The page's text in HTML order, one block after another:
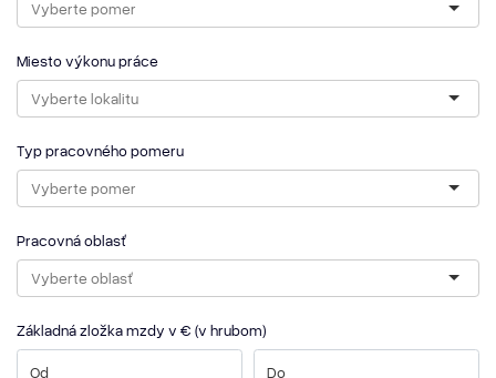
Miesto výkonu práce
Typ pracovného pomeru
Pracovná oblasť
Základná zložka mzdy v € (v hrubom)